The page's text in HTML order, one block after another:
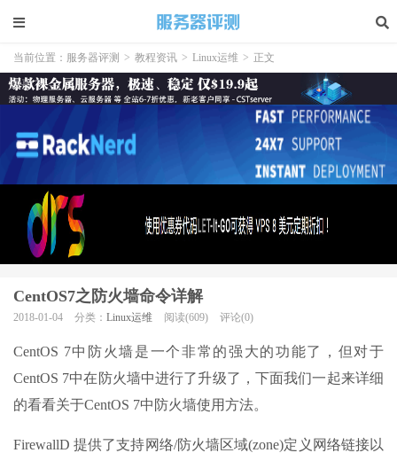
当前位置： 服务器评测 > 教程资讯 > Linux运维 > 正文
CentOS7之防火墙命令详解
2018-01-04 分类： Linux运维 阅读(609) 评论(0)
CentOS 7中防火墙是一个非常的强大的功能了，但对于
CentOS 7中在防火墙中进行了升级了，下面我们一起来详细
的看看关于CentOS 7中防火墙使用方法。
FirewallD 提供了支持网络/防火墙区域(zone)定义网络链接以